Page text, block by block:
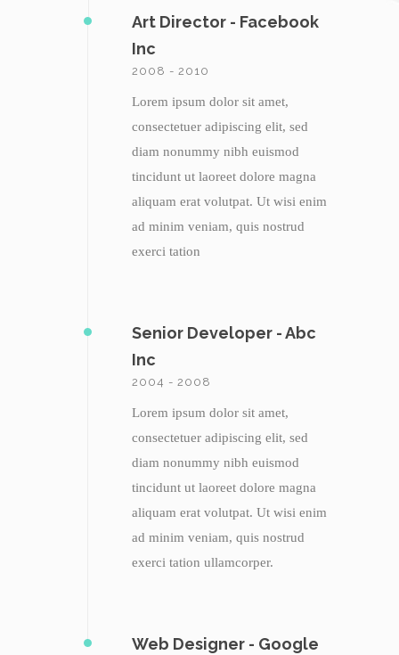
Art Director - Facebook
Inc
2008 - 2010
Lorem ipsum dolor sit amet,
consectetuer adipiscing elit, sed
diam nonummy nibh euismod
tincidunt ut laoreet dolore magna
aliquam erat volutpat. Ut wisi enim
ad minim veniam, quis nostrud
exerci tation
Senior Developer - Abc
Inc
2004 - 2008
Lorem ipsum dolor sit amet,
consectetuer adipiscing elit, sed
diam nonummy nibh euismod
tincidunt ut laoreet dolore magna
aliquam erat volutpat. Ut wisi enim
ad minim veniam, quis nostrud
exerci tation ullamcorper.
Web Designer - Google